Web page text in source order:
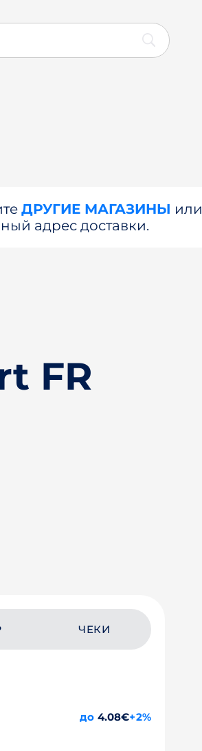
ДРУГИЕ МАГАЗИНЫ или
адрес доставки.
FR
ЧЕКИ
до 4.08€+2%